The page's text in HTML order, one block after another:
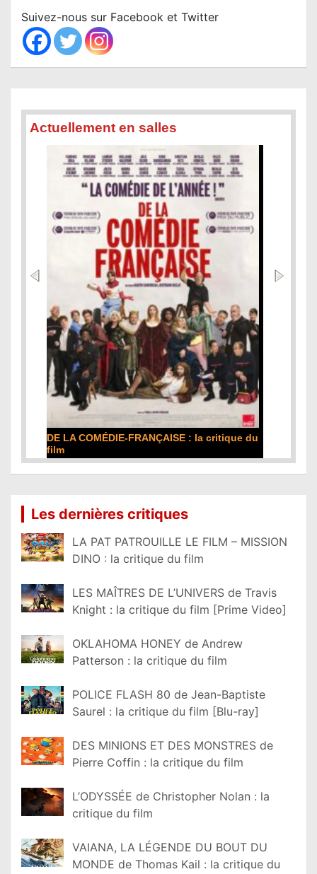
c
h
Suivez-nous sur Facebook et Twitter
Actuellement en salles
DE LA COMÉDIE-FRANÇAISE : la critique du
film
Les dernières critiques
LA PAT PATROUILLE LE FILM – MISSION
DINO : la critique du film
LES MAÎTRES DE L’UNIVERS de Travis
Knight : la critique du film [Prime Video]
OKLAHOMA HONEY de Andrew
Patterson : la critique du film
POLICE FLASH 80 de Jean-Baptiste
Saurel : la critique du film [Blu-ray]
DES MINIONS ET DES MONSTRES de
Pierre Coffin : la critique du film
L’ODYSSÉE de Christopher Nolan : la
critique du film
VAIANA, LA LÉGENDE DU BOUT DU
MONDE de Thomas Kail : la critique du